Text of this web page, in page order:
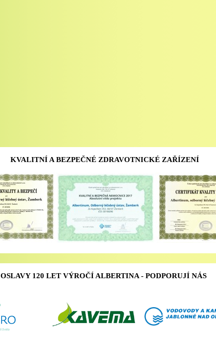
KVALITNÍ A BEZPEČNÉ ZDRAVOTNICKÉ ZAŘÍZENÍ
OSLAVY 120 LET VÝROČÍ ALBERTINA - PODPORUJÍ NÁS